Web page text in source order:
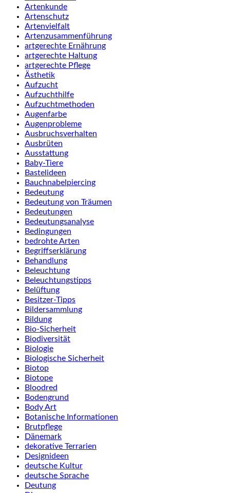
Artenkunde
Artenschutz
Artenvielfalt
Artenzusammenführung
artgerechte Ernährung
artgerechte Haltung
artgerechte Pflege
Ästhetik
Aufzucht
Aufzuchthilfe
Aufzuchtmethoden
Augenfarbe
Augenprobleme
Ausbruchsverhalten
Ausbrüten
Ausstattung
Baby-Tiere
Bastelideen
Bauchnabelpiercing
Bedeutung
Bedeutung von Träumen
Bedeutungen
Bedeutungsanalyse
Bedingungen
bedrohte Arten
Begriffserklärung
Behandlung
Beleuchtung
Beleuchtungstipps
Belüftung
Besitzer-Tipps
Bildersammlung
Bildung
Bio-Sicherheit
Biodiversität
Biologie
Biologische Sicherheit
Biotop
Biotope
Bloodred
Bodengrund
Body Art
Botanische Informationen
Brutpflege
Dänemark
dekorative Terrarien
Designideen
deutsche Kultur
deutsche Sprache
Deutung